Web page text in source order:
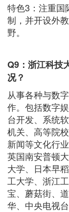
特色3：注重国
制，并开设外
野。
Q9 ：浙江科技
况？
从事各种与数
作。包括数字
台开发、系统
机关、高等院
新闻等文化行
英国南安普顿
大学、日本早
工大学、浙江
宝、蘑菇街、
华、中央电视